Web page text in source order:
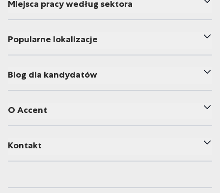
Miejsca pracy według sektora
Popularne lokalizacje
Blog dla kandydatów
O Accent
Kontakt